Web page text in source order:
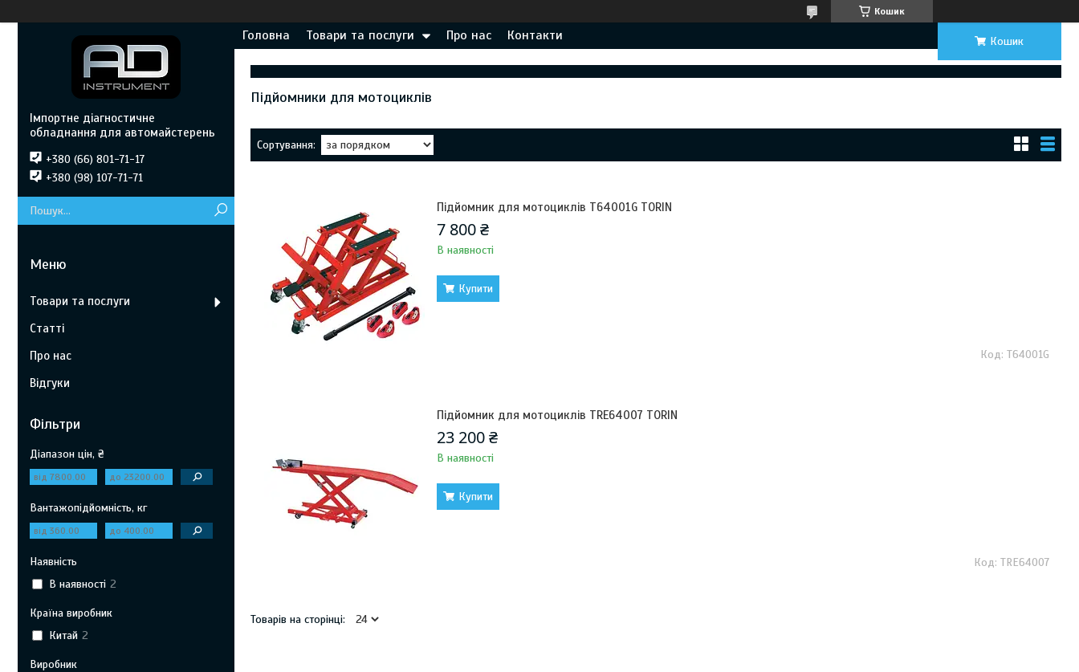
Кошик
Головна Товари та послуги Про нас Контакти Кошик
Підйомники для мотоциклів
Підйомник для мотоциклів T64001G TORIN
7 800 ₴
В наявності
Купити
T64001G
Підйомник для мотоциклів TRE64007 TORIN
23 200 ₴
В наявності
Купити
TRE64007
Імпортне діагностичне
обладнання для автомайстерень
+380 (66) 801-71-17
+380 (98) 107-71-71
Товари та послуги
Статті
Про нас
Відгуки
Фільтри
Діапазон цін, ₴
Вантажопідйомність, кг
Наявність
В наявності 2
Країна виробник
Китай 2
Виробник